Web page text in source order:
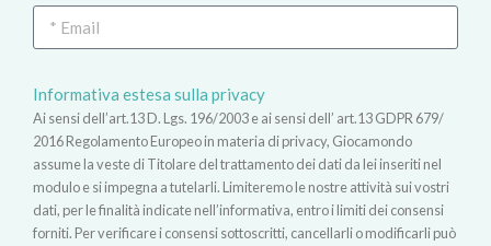
Informativa estesa sulla privacy
Ai sensi dell’art.13 D. Lgs. 196/2003 e ai sensi dell’ art.13 GDPR 679/
2016 Regolamento Europeo in materia di privacy, Giocamondo
assume la veste di Titolare del trattamento dei dati da lei inseriti nel
modulo e si impegna a tutelarli. Limiteremo le nostre attività sui vostri
dati, per le finalità indicate nell’informativa, entro i limiti dei consensi
forniti. Per verificare i consensi sottoscritti, cancellarli o modificarli può